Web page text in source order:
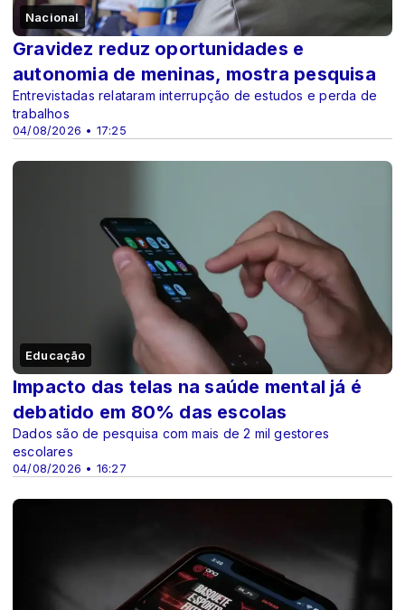
Nacional
04/08/2026 • 17:25
Gravidez reduz oportunidades e
autonomia de meninas, mostra pesquisa
Entrevistadas relataram interrupção de estudos e perda de
trabalhos
Educação
04/08/2026 • 16:27
Impacto das telas na saúde mental já é
debatido em 80% das escolas
Dados são de pesquisa com mais de 2 mil gestores
escolares